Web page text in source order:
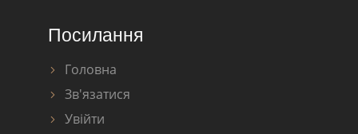
Посилання
Головна
Зв'язатися
Увійти